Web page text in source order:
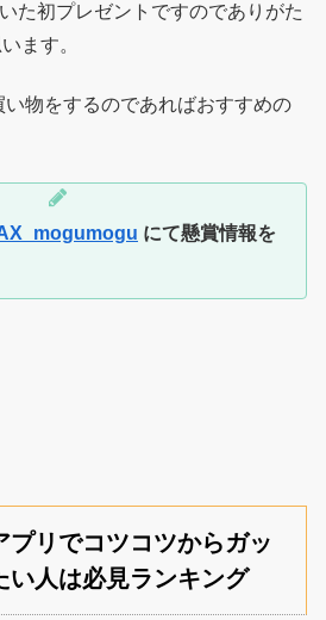
た初プレゼントですのでありがた
ます。
物をするのであればおすすめの
にて懸賞情報を
プリでコツコツからガッ
い人は必見ランキング